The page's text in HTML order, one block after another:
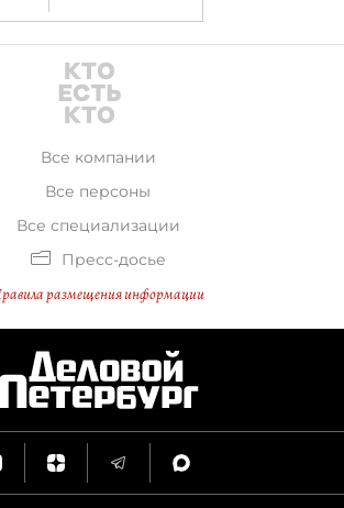
Все компании
Все персоны
Все специализации
Пресс-досье
размещения информации